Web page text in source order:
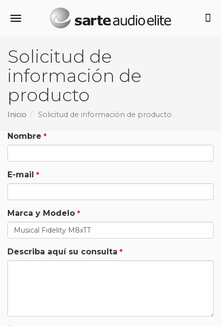
Alternar navegación
Solicitud de
información de
producto
Inicio Solicitud de información de producto
Nombre
E-mail
Marca y Modelo
Describa aquí su consulta